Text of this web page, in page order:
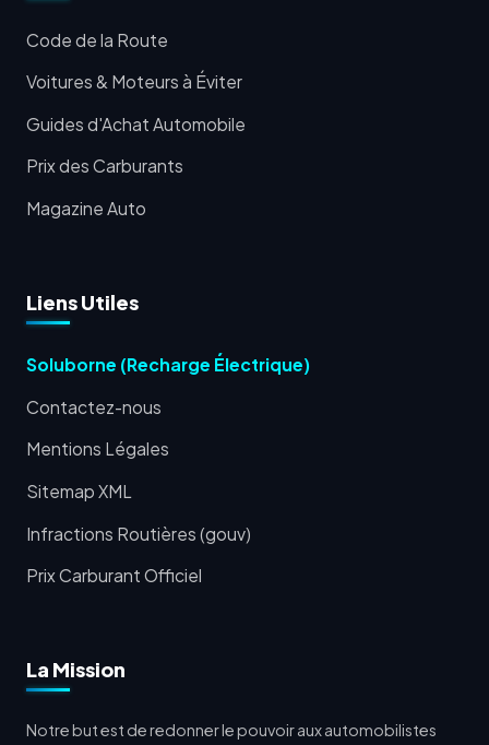
Code de la Route
Voitures & Moteurs à Éviter
Guides d'Achat Automobile
Prix des Carburants
Magazine Auto
Liens Utiles
Soluborne (Recharge Électrique)
Contactez-nous
Mentions Légales
Sitemap XML
Infractions Routières (gouv)
Prix Carburant Officiel
La Mission
Notre but est de redonner le pouvoir aux automobilistes